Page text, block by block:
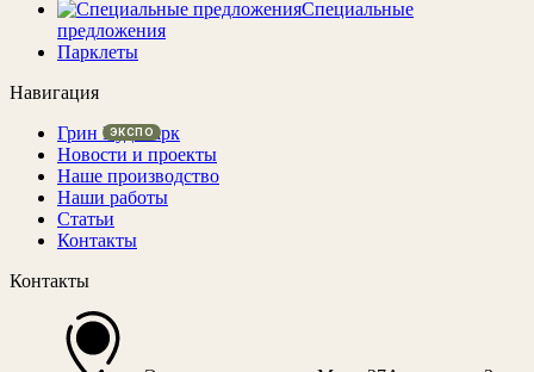
Специальные
предложения
Парклеты
Навигация
Грин Вуд Парк
Новости и проекты
Наше производство
Наши работы
Статьи
Контакты
Контакты